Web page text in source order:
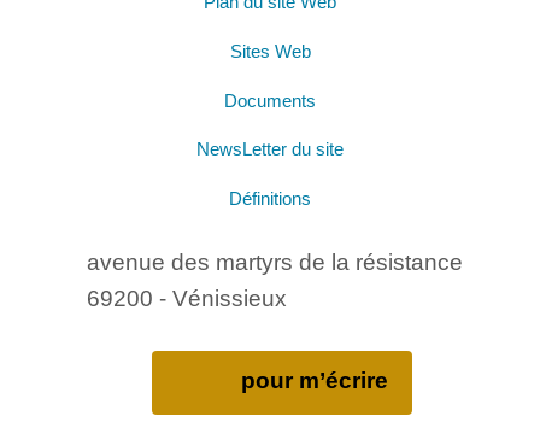
Sites Web
Documents
NewsLetter du site
Définitions
avenue des martyrs de la résistance
69200 - Vénissieux
pour m’écrire